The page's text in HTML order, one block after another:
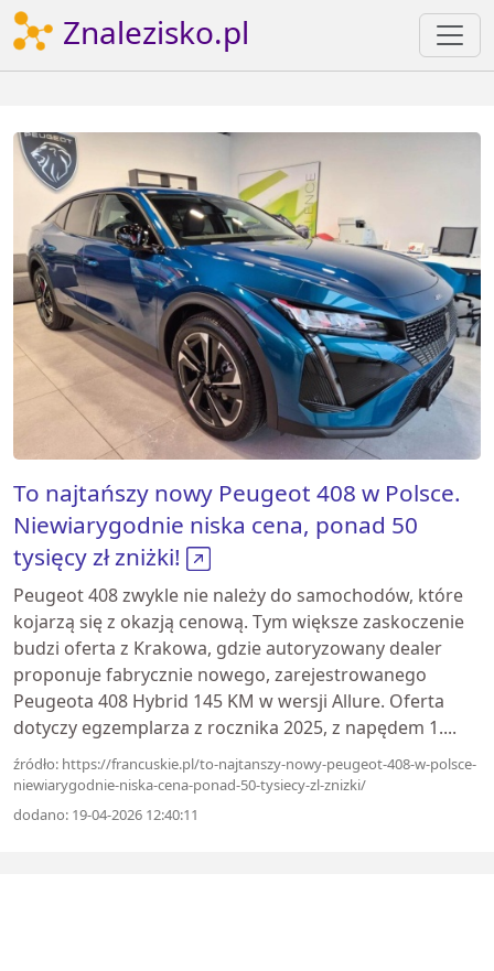
Znalezisko.pl
To najtańszy nowy Peugeot 408 w Polsce.
Niewiarygodnie niska cena, ponad 50
tysięcy zł zniżki!
Peugeot 408 zwykle nie należy do samochodów, które
kojarzą się z okazją cenową. Tym większe zaskoczenie
budzi oferta z Krakowa, gdzie autoryzowany dealer
proponuje fabrycznie nowego, zarejestrowanego
Peugeota 408 Hybrid 145 KM w wersji Allure. Oferta
dotyczy egzemplarza z rocznika 2025, z napędem 1....
źródło: https://francuskie.pl/to-najtanszy-nowy-peugeot-408-w-polsce-
niewiarygodnie-niska-cena-ponad-50-tysiecy-zl-znizki/
dodano: 19-04-2026 12:40:11